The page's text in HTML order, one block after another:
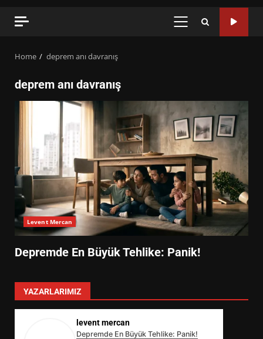
PRIMARY
Home deprem anı davranış
deprem anı davranış
Levent Mercan
Depremde En Büyük Tehlike: Panik!
YAZARLARIMIZ
levent mercan
Depremde En Büyük Tehlike: Panik!